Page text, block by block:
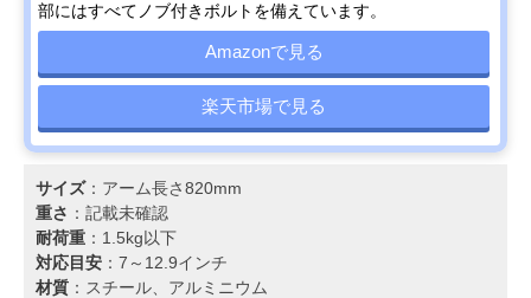
部にはすべてノブ付きボルトを備えています。
Amazonで見る
楽天市場で見る
サイズ：アーム長さ820mm
重さ ：記載未確認
耐荷重 ：1.5kg以下
対応目安 ：7～12.9インチ
材質 ：スチール、アルミニウム